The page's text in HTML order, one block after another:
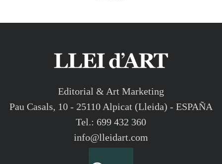
Editorial & Art Marketing
Pau Casals, 10 - 25110 Alpicat (Lleida) - ESPAÑA
Tel.: 699 432 360
info@lleidart.com